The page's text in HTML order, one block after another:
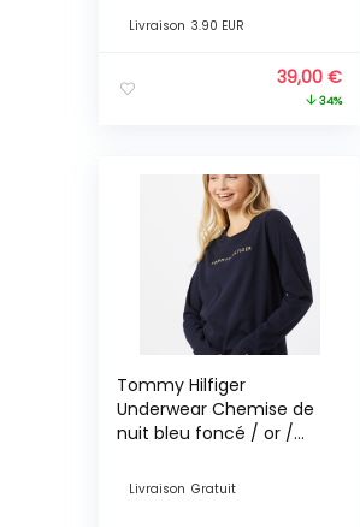
Livraison 3.90 EUR
39,00 €
34%
Tommy Hilfiger
Underwear Chemise de
nuit bleu foncé / or /
Livraison Gratuit